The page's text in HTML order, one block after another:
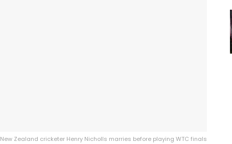
New Zealand cricketer Henry Nicholls marries before playing WTC finals